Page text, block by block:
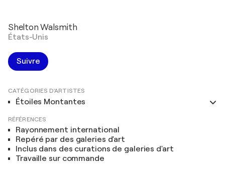
Shelton Walsmith
États-Unis
Suivre
CATÉGORIES D'ARTISTES
Étoiles Montantes
RÉFÉRENCES
Rayonnement international
Repéré par des galeries d'art
Inclus dans des curations de galeries d'art
Travaille sur commande